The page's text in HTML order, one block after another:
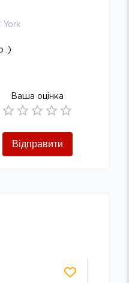
York
:)
Ваша оцінка
Відправити